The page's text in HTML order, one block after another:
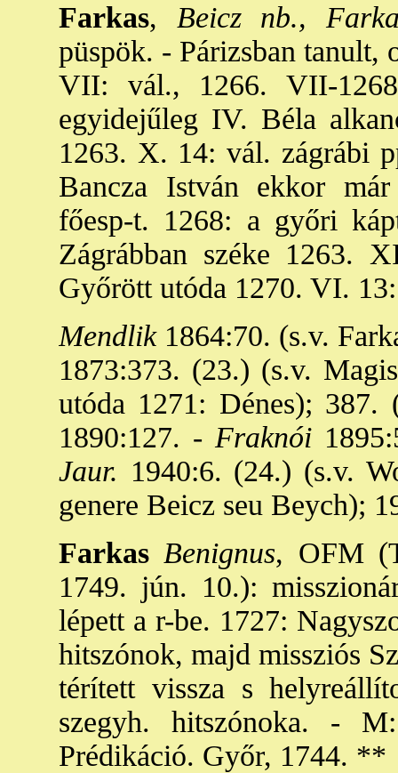
Farkas, Beicz nb.,
püspök. - Párizsban tanult,
VII: vál., 1266. VII-
egyidejűleg IV. Béla
1263. X. 14: vál. zágrábi
Bancza István ekkor
főesp-t. 1268: a győri
Zágrábban széke 1263.
Győrött utóda 1270. VI. 13:
Mendlik1864:70. (s.v.
1873:373. (23.) (s.v.
utóda 1271: Dénes);
1890:127. - Fraknói
Jaur. 1940:6. (24.) (s.v.
genere Beicz seu Beych);
Farkas Benignus, OFM
1749. jún. 10.):
lépett a r-be. 1727:
hitszónok, majd missziós
térített vissza s
szegyh. hitszónoka. - M:
Prédikáció. Győr, 1744. **